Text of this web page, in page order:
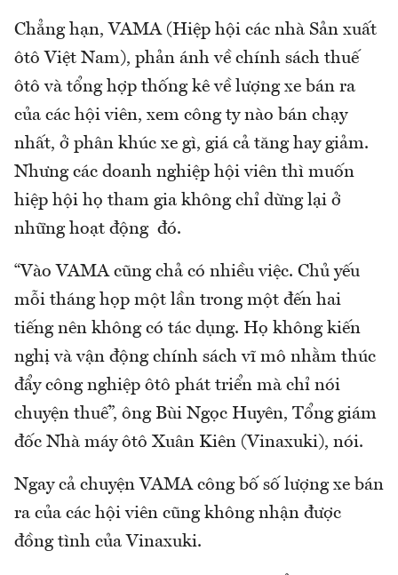
Chẳng hạn, VAMA (Hiệp hội các nhà Sản xuất
ôtô Việt Nam), phản ánh về chính sách thuế
ôtô và tổng hợp thống kê về lượng xe bán ra
của các hội viên, xem công ty nào bán chạy
nhất, ở phân khúc xe gì, giá cả tăng hay giảm.
Nhưng các doanh nghiệp hội viên thì muốn
hiệp hội họ tham gia không chỉ dừng lại ở
những hoạt động đó.
“Vào VAMA cũng chả có nhiều việc. Chủ yếu
mỗi tháng họp một lần trong một đến hai
tiếng nên không có tác dụng. Họ không kiến
nghị và vận động chính sách vĩ mô nhằm thúc
đẩy công nghiệp ôtô phát triển mà chỉ nói
chuyện thuế”, ông Bùi Ngọc Huyên, Tổng giám
đốc Nhà máy ôtô Xuân Kiên (Vinaxuki), nói.
Ngay cả chuyện VAMA công bố số lượng xe bán
ra của các hội viên cũng không nhận được
đồng tình của Vinaxuki.